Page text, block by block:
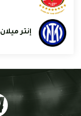
إنتر ميلان